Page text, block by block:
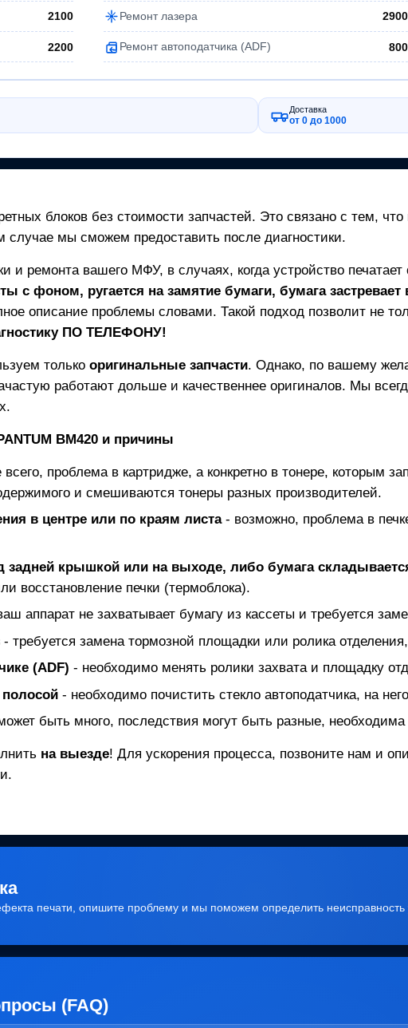
2100 Ремонт лазера 2900
2200 Ремонт автоподатчика (ADF) 800
Доставка
от 0 до 1000
блоков без стоимости запчастей. Это связано с тем,
мы сможем предоставить после диагностики.
и ремонта вашего МФУ, в случаях, когда устройство
с фоном, ругается на замятие бумаги, бумага застревает
описание проблемы словами. Такой подход позволит не
ПО ТЕЛЕФОНУ!
только оригинальные запчасти. Однако, по вашему
работают дольше и качественнее оригиналов. Мы
BM420 и причины
всего, проблема в картридже, а конкретно в тонере, которым
и смешиваются тонеры разных производителей.
в центре или по краям листа - возможно, проблема в
задней крышкой или на выходе, либо бумага
восстановление печки (термоблока).
аппарат не захватывает бумагу из кассеты и требуется
- требуется замена тормозной площадки или ролика
(ADF) - необходимо менять ролики захвата и площадку
- необходимо почистить стекло автоподатчика, на
быть много, последствия могут быть разные, необходима
на выезде! Для ускорения процесса, позвоните нам и
печати, опишите проблему и мы поможем определить неисправность
(FAQ)